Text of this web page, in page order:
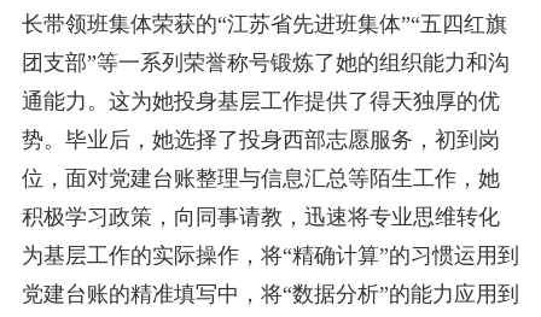
长带领班集体荣获的“江苏省先进班集体”“五四红旗
团支部”等一系列荣誉称号锻炼了她的组织能力和沟
通能力。这为她投身基层工作提供了得天独厚的优
势。毕业后，她选择了投身西部志愿服务，初到岗
位，面对党建台账整理与信息汇总等陌生工作，她
积极学习政策，向同事请教，迅速将专业思维转化
为基层工作的实际操作，将“精确计算”的习惯运用到
党建台账的精准填写中，将“数据分析”的能力应用到